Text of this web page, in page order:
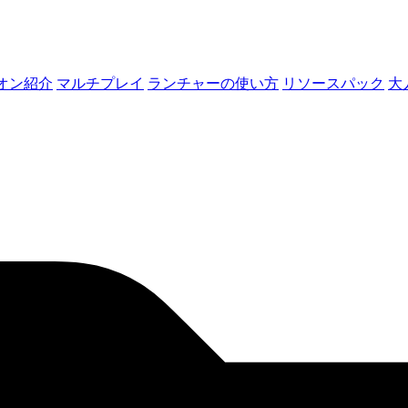
ン紹介 マルチプレイ ランチャーの使い方 リソースパック 大